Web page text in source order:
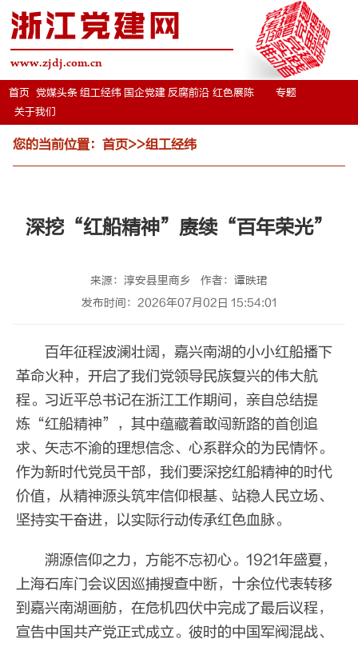
浙江党建网
www.zjdj.com.cn
首页 党媒头条 组工经纬 国企党建 反腐前沿 红色展陈
专题
关于我们
您的当前位置： 首页>>组工经纬
深挖“红船精神”赓续“百年荣光”
来源：淳安县里商乡​
作者：谭昳珺
发布时间：2026年07月02日 15:54:01
百年征程波澜壮阔，嘉兴南湖的小小红船播下
革命火种，开启了我们党领导民族复兴的伟大航
程。习近平总书记在浙江工作期间，亲自总结提
炼“红船精神”，其中蕴藏着敢闯新路的首创追
求、矢志不渝的理想信念、心系群众的为民情怀。
作为新时代党员干部，我们要深挖红船精神的时代
价值，从精神源头筑牢信仰根基、站稳人民立场、
坚持实干奋进，以实际行动传承红色血脉。
溯源信仰之力，方能不忘初心。1921年盛夏，
上海石库门会议因巡捕搜查中断，十余位代表转移
到嘉兴南湖画舫，在危机四伏中完成了最后议程，
宣告中国共产党正式成立。彼时的中国军阀混战、